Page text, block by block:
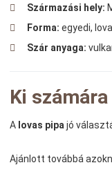
Származási hely:
Forma: egyedi,
Szár anyaga:
Ki
A lovas pipa jó
Ajánlott továbbá